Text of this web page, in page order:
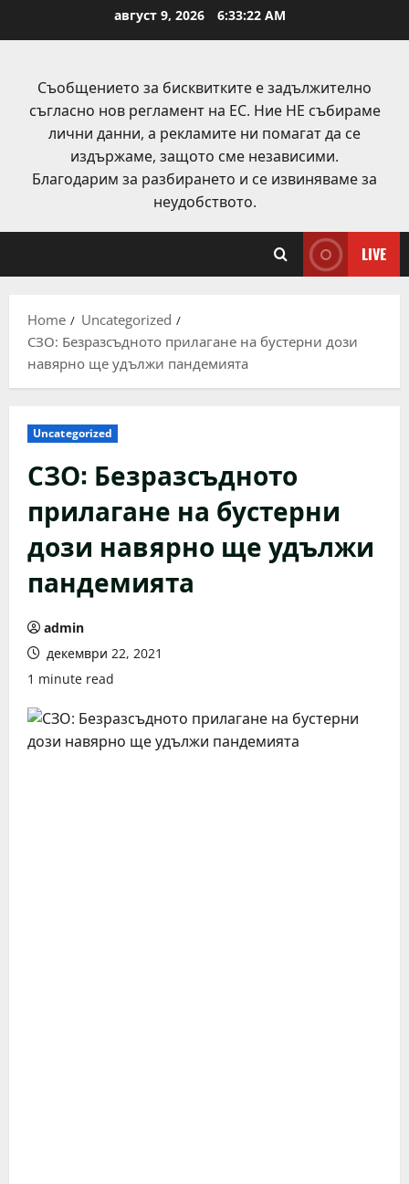
август 9, 2026 6:33:23 AM
Съобщението за бисквитките е задължително
съгласно нов регламент на ЕС. Ние НЕ събираме
лични данни, а рекламите ни помагат да се
издържаме, защото сме независими.
Благодарим за разбирането и се извиняваме за
неудобството.
LIVE
Home
Uncategorized
СЗО: Безразсъдното прилагане на бустерни дози
навярно ще удължи пандемията
Uncategorized
СЗО: Безразсъдното
прилагане на бустерни
дози навярно ще удължи
пандемията
admin
декември 22, 2021
1 minute read